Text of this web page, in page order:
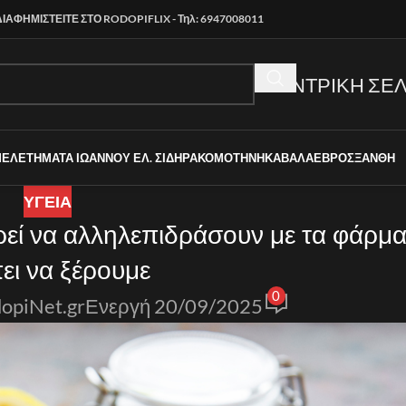
ΣΤΟ RODOPIFLIX - Τηλ: 6947008011
ΚΕΝΤΡΙΚΗ
ΙΩΑΝΝΟΥ ΕΛ. ΣΙΔΗΡΑΚΟΜΟΤΗΝΗΚΑΒΑΛΑΕΒΡΟΣΞΑΝΘΗ
ΥΓΕΙΑ
να αλληλεπιδράσουν με τα
να ξέρουμε
Ενεργή 20/09/2025 0